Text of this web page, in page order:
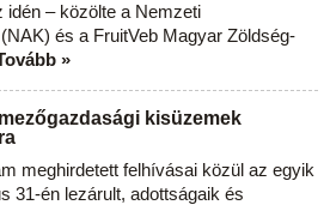
– közölte a Nemzeti
és a FruitVeb Magyar Zöldség-
»
kisüzemek
meghirdetett felhívásai közül az egyik
31-én lezárult, adottságaik és